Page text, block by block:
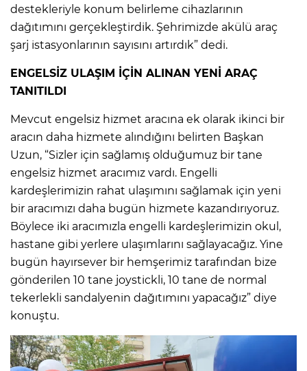
destekleriyle konum belirleme cihazlarının
dağıtımını gerçekleştirdik. Şehrimizde akülü araç
şarj istasyonlarının sayısını artırdık” dedi.
ENGELSİZ ULAŞIM İÇİN ALINAN YENİ ARAÇ
TANITILDI
Mevcut engelsiz hizmet aracına ek olarak ikinci bir
aracın daha hizmete alındığını belirten Başkan
Uzun, “Sizler için sağlamış olduğumuz bir tane
engelsiz hizmet aracımız vardı. Engelli
kardeşlerimizin rahat ulaşımını sağlamak için yeni
bir aracımızı daha bugün hizmete kazandırıyoruz.
Böylece iki aracımızla engelli kardeşlerimizin okul,
hastane gibi yerlere ulaşımlarını sağlayacağız. Yine
bugün hayırsever bir hemşerimiz tarafından bize
gönderilen 10 tane joystickli, 10 tane de normal
tekerlekli sandalyenin dağıtımını yapacağız” diye
konuştu.